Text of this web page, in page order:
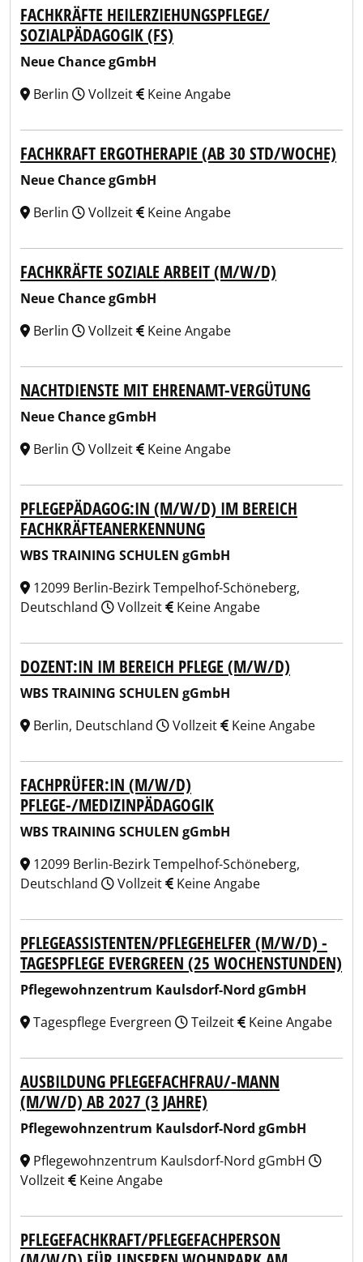
FACHKRÄFTE HEILERZIEHUNGSPFLEGE/
SOZIALPÄDAGOGIK (FS)
Neue Chance gGmbH
Berlin
Vollzeit Keine Angabe
FACHKRAFT ERGOTHERAPIE (AB 30 STD/WOCHE)
Neue Chance gGmbH
Berlin
Vollzeit Keine Angabe
FACHKRÄFTE SOZIALE ARBEIT (M/W/D)
Neue Chance gGmbH
Berlin
Vollzeit Keine Angabe
NACHTDIENSTE MIT EHRENAMT-VERGÜTUNG
Neue Chance gGmbH
Berlin
Vollzeit Keine Angabe
PFLEGEPÄDAGOG:IN (M/W/D) IM BEREICH
FACHKRÄFTEANERKENNUNG
WBS TRAINING SCHULEN gGmbH
12099 Berlin-Bezirk Tempelhof-Schöneberg,
Deutschland
Vollzeit Keine Angabe
DOZENT:IN IM BEREICH PFLEGE (M/W/D)
WBS TRAINING SCHULEN gGmbH
Berlin, Deutschland
Vollzeit Keine Angabe
FACHPRÜFER:IN (M/W/D)
PFLEGE-/MEDIZINPÄDAGOGIK
WBS TRAINING SCHULEN gGmbH
12099 Berlin-Bezirk Tempelhof-Schöneberg,
Deutschland
Vollzeit Keine Angabe
PFLEGEASSISTENTEN/PFLEGEHELFER (M/W/D) -
TAGESPFLEGE EVERGREEN (25 WOCHENSTUNDEN)
Pflegewohnzentrum Kaulsdorf-Nord gGmbH
Tagespflege Evergreen
Teilzeit Keine Angabe
AUSBILDUNG PFLEGEFACHFRAU/-MANN
(M/W/D) AB 2027 (3 JAHRE)
Pflegewohnzentrum Kaulsdorf-Nord gGmbH
Pflegewohnzentrum Kaulsdorf-Nord gGmbH
Vollzeit
Keine Angabe
PFLEGEFACHKRAFT/PFLEGEFACHPERSON